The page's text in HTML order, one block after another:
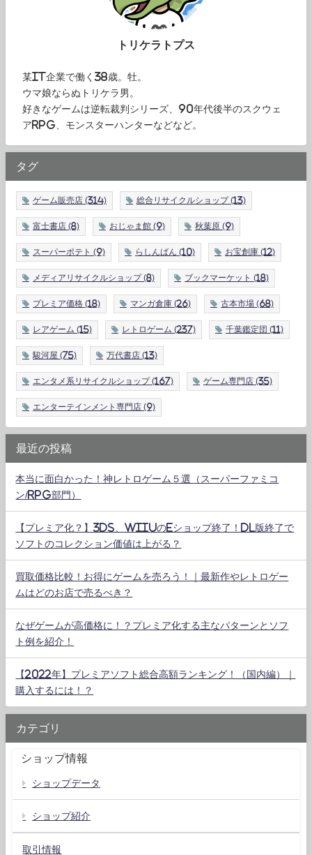
トリケラトプス
某IT企業で働く38歳。牡。
ウマ娘ならぬトリケラ男。
好きなゲームは逆転裁判シリーズ、90年代後半のスクウェ
アRPG、モンスターハンターなどなど。
タグ
ゲーム販売店 (314) 総合リサイクルショップ (13)
富士書店 (8) おじゃま館 (9) 秋葉原 (9)
スーパーポテト (9) らしんばん (10) お宝創庫 (12)
メディアリサイクルショップ (8) ブックマーケット (18)
プレミア価格 (18) マンガ倉庫 (26) 古本市場 (68)
レアゲーム (15) レトロゲーム (237) 千葉鑑定団 (11)
駿河屋 (75) 万代書店 (13)
エンタメ系リサイクルショップ (167) ゲーム専門店 (35)
エンターテインメント専門店 (9)
最近の投稿
本当に面白かった！神レトロゲーム５選（スーパーファミコ
ン/RPG部門）
【プレミア化？】3DS、WiiUのeショップ終了！DL版終了で
ソフトのコレクション価値は上がる？
買取価格比較！お得にゲームを売ろう！｜最新作やレトロゲー
ムはどのお店で売るべき？
なぜゲームが高価格に！？プレミア化する主なパターンとソフ
ト例を紹介！
【2022年】プレミアソフト総合高額ランキング！（国内編）｜
購入するには！？
カテゴリ
ショップ情報
ショップデータ
ショップ紹介
取引情報